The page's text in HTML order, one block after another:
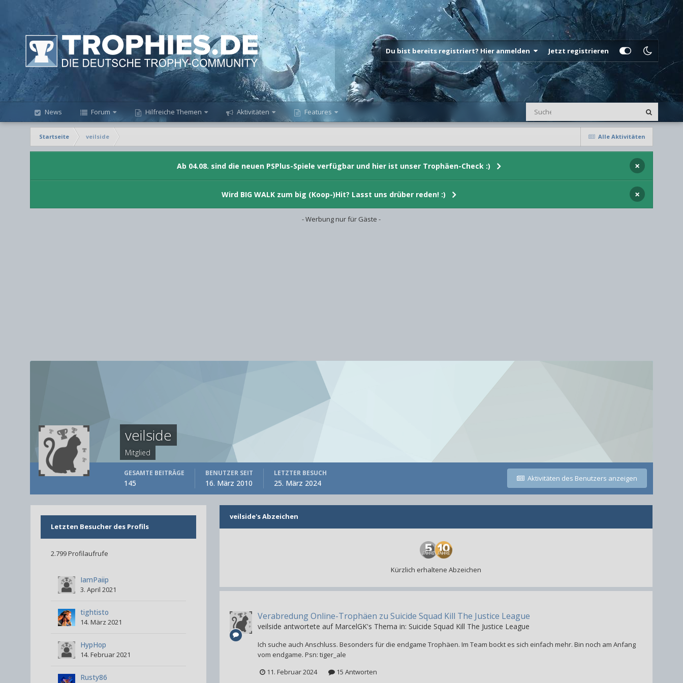
Du bist bereits registriert? Hier anmelden Jetzt registrieren
News Forum Hilfreiche Themen Aktivitäten Features
Alle Aktivitäten
Startseite veilside
Ab 04.08. sind die neuen PSPlus-Spiele verfügbar und hier ist unser Trophäen-Check :) ×
Wird BIG WALK zum big (Koop-)Hit? Lasst uns drüber reden! :) ×
- Werbung nur für Gäste -
veilside
Mitglied
Aktivitäten des Benutzers anzeigen
GESAMTE BEITRÄGE
145
BENUTZER SEIT
16. März 2010
LETZTER BESUCH
25. März 2024
Letzten Besucher des Profils
2.799 Profilaufrufe
IamPaiip
3. April 2021
tightisto
14. März 2021
HypHop
14. Februar 2021
Rusty86
veilside's Abzeichen
Kürzlich erhaltene Abzeichen
Verabredung Online-Trophäen zu Suicide Squad Kill The Justice League
veilside antwortete auf MarcelGK's Thema in: Suicide Squad Kill The Justice League
Ich suche auch Anschluss. Besonders für die endgame Trophäen. Im Team bockt es sich einfach mehr. Bin noch am Anfang
vom endgame. Psn: tiger_ale
11. Februar 2024
15 Antworten